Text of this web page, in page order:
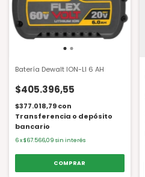
Batería Dewalt ION-LI 6 AH
$405.396,55
$377.018,79con
Transferencia o depósito
bancario
6x$67.566,09 sin interés